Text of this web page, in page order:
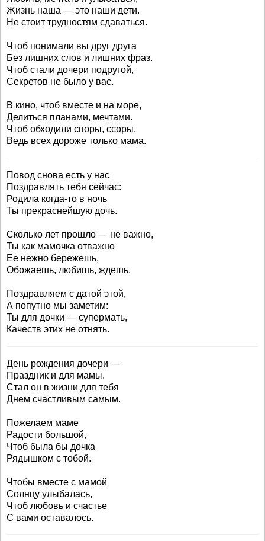
Жизнь наша — это наши дети.
Не стоит трудностям сдаваться.
Чтоб понимали вы друг друга
Без лишних слов и лишних фраз.
Чтоб стали дочери подругой,
Секретов не было у вас.
В кино, чтоб вместе и на море,
Делиться планами, мечтами.
Чтоб обходили споры, ссоры.
Ведь всех дороже только мама.
Повод снова есть у нас
Поздравлять тебя сейчас:
Родила когда-то в ночь
Ты прекраснейшую дочь.
Сколько лет прошло — не важно,
Ты как мамочка отважно
Ее нежно бережешь,
Обожаешь, любишь, ждешь.
Поздравляем с датой этой,
А попутно мы заметим:
Ты для дочки — супермать,
Качеств этих не отнять.
День рождения дочери —
Праздник и для мамы.
Стал он в жизни для тебя
Днем счастливым самым.
Пожелаем маме
Радости большой,
Чтоб была бы дочка
Рядышком с тобой.
Чтобы вместе с мамой
Солнцу улыбалась,
Чтоб любовь и счастье
С вами оставалось.